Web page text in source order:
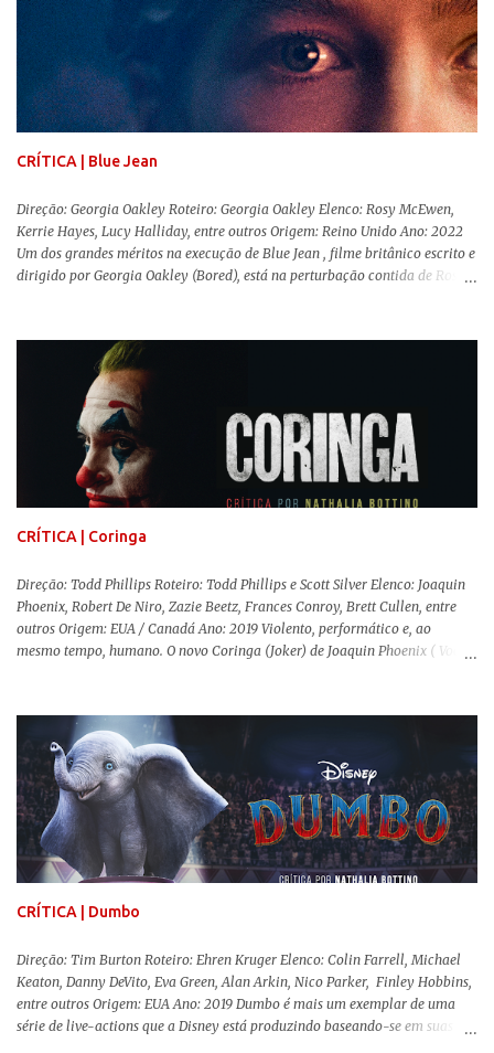
filme do ano até aqui. Repleto de criatividade, humor e sem medo de não se
levar a sério, a produção aborda temas complexos com críticas potentes. Já
conhecida por sua filmografia feminista, Gerwig traz uma reflexão de
como a Barbie se encaixa no mundo moderno, desenvolvendo a
importância e o impacto, positivo ou negativo, da boneca na vida das
pessoas. Isso tudo com um sentimento de nostalgia multigeracional. Na
CRÍTICA | Blue Jean
Direção: Georgia Oakley Roteiro: Georgia Oakley Elenco: Rosy McEwen,
Kerrie Hayes, Lucy Halliday, entre outros Origem: Reino Unido Ano: 2022
Um dos grandes méritos na execução de Blue Jean , filme britânico escrito e
dirigido por Georgia Oakley (Bored), está na perturbação contida de Rosy
movimentos e falas, equilibrada numa frágil neutralidade entre seu
trabalho e seus afetos, passando noites bebendo e jogando sinuca com seu
grupo de amigas lésbicas e sua amante. É imperativo para ela que ambos
os mundos não se cruzem de modo algum, pois o período histórico no qual
a história se passa - 1988 na Inglaterra - é de um contexto profundamente
conservador e hostil a pessoas queer. Com o governo liderado pela então
primeira-ministra Margaret Tatcher usando recursos supostamente
constitucionais para mobilizar campanhas agressivas ao modo de vida
CRÍTICA | Coringa
Direção: Todd Phillips Roteiro: Todd Phillips e Scott Silver Elenco: Joaquin
Phoenix, Robert De Niro, Zazie Beetz, Frances Conroy, Brett Cullen, entre
outros Origem: EUA / Canadá Ano: 2019 Violento, performático e, ao
mesmo tempo, humano. O novo Coringa (Joker) de Joaquin Phoenix ( Você
Comics . É importante ressaltar que este não é um filme de herói. E muito
menos de vilão. O longa de Todd Phillips (Se Beber, Não Case!) segue uma
trajetória profunda do reflexo da corrupção da sociedade na vida de um ser
humano, capaz de causar perturbação e desconforto do inicio ao fim da
projeção, e por mais um bom tempo após deixar o cinema. Trata-se de
uma obra difícil de ser "digerida", pois lida com temas sensíveis, como
abuso, doença mental, bullying e violência física. Todo esse turbilhão de
informações molda a mente d...
CRÍTICA | Dumbo
Direção: Tim Burton Roteiro: Ehren Kruger Elenco: Colin Farrell, Michael
Keaton, Danny DeVito, Eva Green, Alan Arkin, Nico Parker, Finley Hobbins,
entre outros Origem: EUA Ano: 2019 Dumbo é mais um exemplar de uma
série de live-actions que a Disney está produzindo baseando-se em suas